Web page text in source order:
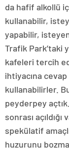
da hafif alkollü
kullanabilir,
yapabilir,
Trafik Park’taki
kafeleri tercih
ihtiyacına
kullanabilirler.
peyderpey
sonrası
spekülatif
huzurunu